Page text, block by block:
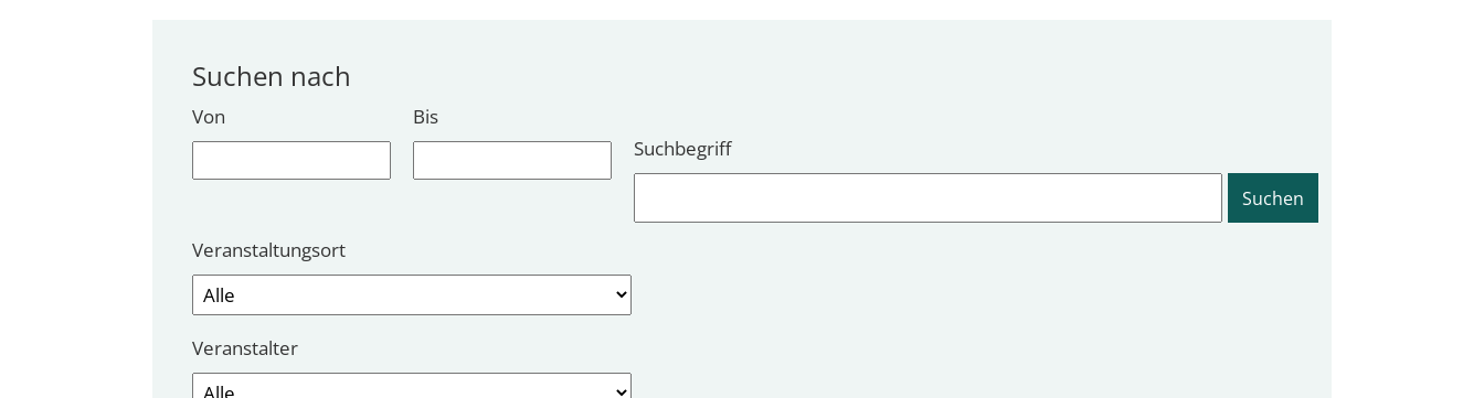
Von Bis
Suchen nach
Suchbegriff
Veranstaltungsort
Veranstalter